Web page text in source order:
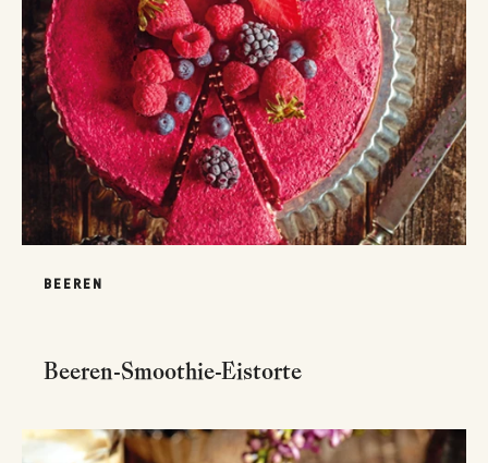
BEEREN
Beeren-Smoothie-Eistorte